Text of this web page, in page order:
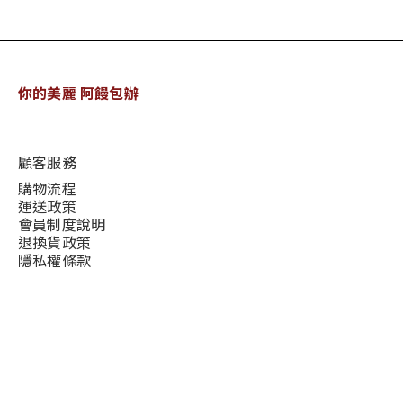
你的美麗 阿饅包辦
顧客服務
購物流程
運送政策
會員制度說明
退換貨政策
隱私權條款